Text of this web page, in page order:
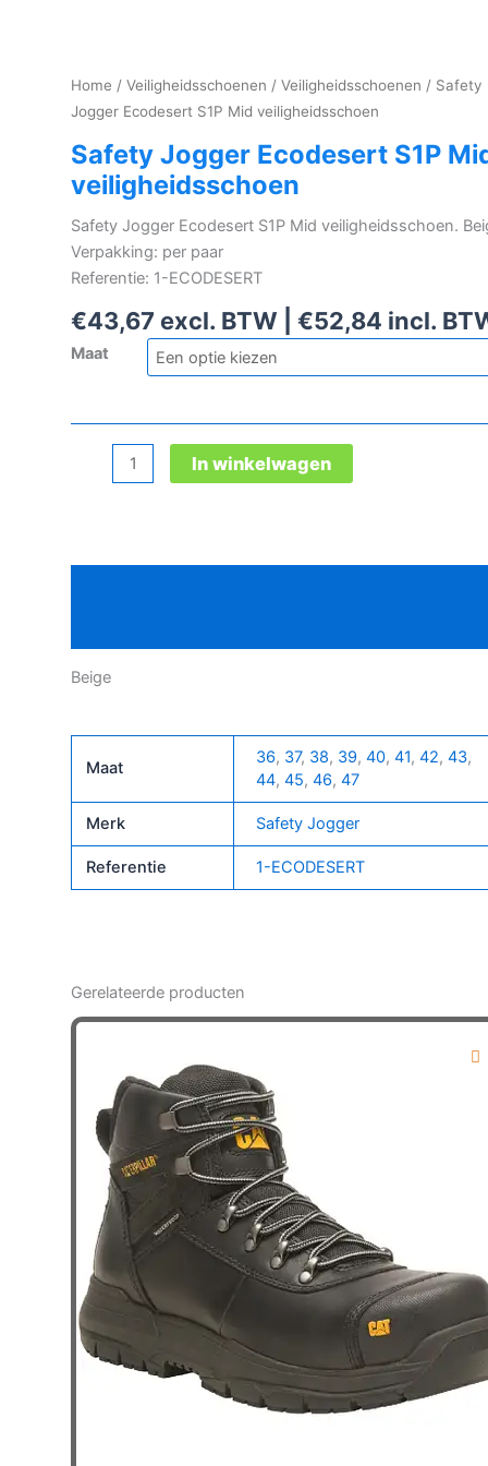
Home / Veiligheidsschoenen / Veiligheidsschoenen / Safety
Jogger Ecodesert S1P Mid veiligheidsschoen
Safety Jogger Ecodesert S1P
veiligheidsschoen
Safety Jogger Ecodesert S1P Mid veiligheidsschoen.
Verpakking: per paar
Referentie: 1-ECODESERT
€43,67 excl. BTW | €52,84 incl.
Maat
Jogger
Mid
In winkelwagen
Beige
Maat
36, 37, 38, 39, 40, 41, 42, 43,
44, 45, 46, 47
Merk Safety Jogger
Referentie 1-ECODESERT
Gerelateerde producten